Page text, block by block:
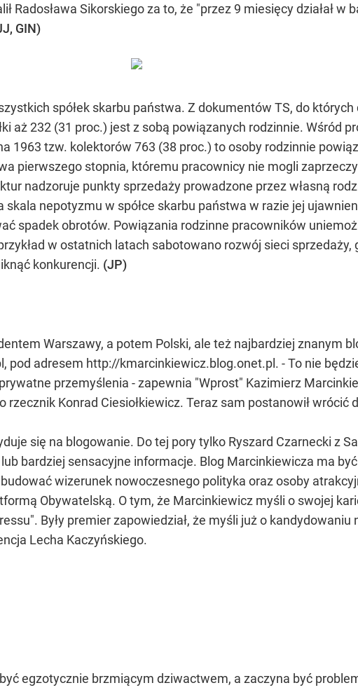
Radosława Sikorskiego za to, że "przez 9 miesięcy działał w
GIN)
spółek skarbu państwa. Z dokumentów TS, do których
aż 232 (31 proc.) jest z sobą powiązanych rodzinnie. Wśród
1963 tzw. kolektorów 763 (38 proc.) to osoby rodzinnie
pierwszego stopnia, któremu pracownicy nie mogli
nadzoruje punkty sprzedaży prowadzone przez własną
nepotyzmu w spółce skarbu państwa w razie jej
spadek obrotów. Powiązania rodzinne pracowników
w ostatnich latach sabotowano rozwój sieci sprzedaży,
konkurencji. (JP)
Warszawy, a potem Polski, ale też najbardziej znanym
pod adresem http://kmarcinkiewicz.blog.onet.pl. - To nie
przemyślenia - zapewnia "Wprost" Kazimierz
rzecznik Konrad Ciesiołkiewicz. Teraz sam postanowił wrócić
się na blogowanie. Do tej pory tylko Ryszard Czarnecki z
bardziej sensacyjne informacje. Blog Marcinkiewicza ma
wizerunek nowoczesnego polityka oraz osoby
Obywatelską. O tym, że Marcinkiewicz myśli o swojej
Były premier zapowiedział, że myśli już o kandydowaniu
Lecha Kaczyńskiego.
egzotycznie brzmiącym dziwactwem, a zaczyna być